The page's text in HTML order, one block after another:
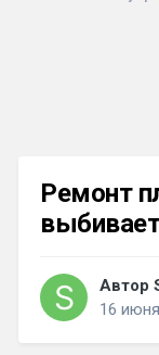
Ремонт
Автор
16 июня